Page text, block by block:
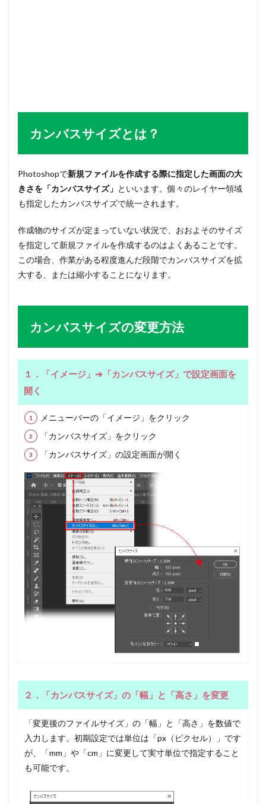
カンバスサイズとは？
Photoshopで新規ファイルを作成する際に指定した画面の大
きさを「カンバスサイズ」 といいます。個々のレイヤー領域
も指定したカンバスサイズで統一されます。
作成物のサイズが定まっていない状況で、おおよそのサイズ
を指定して新規ファイルを作成するのはよくあることです。
この場合、作業がある程度進んだ段階でカンバスサイズを拡
大する、または縮小することになります。
カンバスサイズの変更方法
１．「イメージ」➔「カンバスサイズ」で設定画面を
開く
メニューバーの「イメージ」をクリック
「カンバスサイズ」をクリック
「カンバスサイズ」の設定画面が開く
２．「カンバスサイズ」の「幅」と「高さ」を変更
「変更後のファイルサイズ」の「幅」と「高さ」を数値で
入力します。初期設定では単位は「px（ピクセル）」です
が、「mm」や「cm」に変更して実寸単位で指定すること
も可能です。